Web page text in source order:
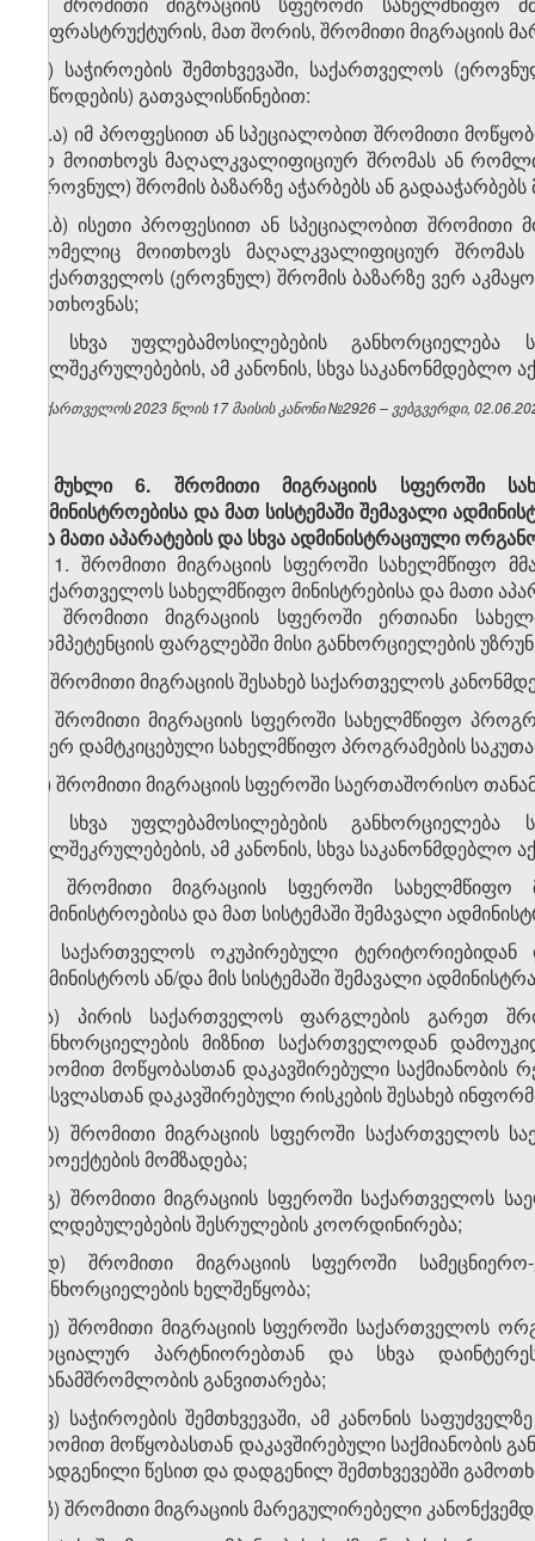
ინფრასტრუქტურის, მათ შორის, შრომითი მიგრაციის
) საჭიროების შემთხვევაში, საქართველოს
მიწოდების) გათვალისწინებით:
.ა) იმ პროფესიით ან სპეციალობით შრომითი
არ მოითხოვს მაღალკვალიფიციურ შრომას ან
(ეროვნულ) შრომის ბაზარზე აჭარბებს ან
.ბ) ისეთი პროფესიით ან სპეციალობით შრომითი
რომელიც მოითხოვს მაღალკვალიფიციურ
საქართველოს (ეროვნულ) შრომის ბაზარზე ვერ
მოთხოვნას;
ვ) სხვა უფლებამოსილებების
ხელშეკრულებების, ამ კანონის, სხვა საკანონმდებლო
საქართველოს 2023 წლის 17 მაისის კანონი №2926 – ვებგვერდი,
მუხლი 6. შრომითი მიგრაციის სფეროში
სამინისტროებისა და მათ სისტემაში შემავალი
და მათი აპარატების და სხვა ადმინისტრაციული
1. შრომითი მიგრაციის სფეროში სახელმწიფო
საქართველოს სახელმწიფო მინისტრებისა და მათი
ა) შრომითი მიგრაციის სფეროში ერთიანი
კომპეტენციის ფარგლებში მისი განხორციელების
ბ) შრომითი მიგრაციის შესახებ საქართველოს
გ) შრომითი მიგრაციის სფეროში სახელმწიფო
მიერ დამტკიცებული სახელმწიფო პროგრამების
დ) შრომითი მიგრაციის სფეროში საერთაშორისო
ე) სხვა უფლებამოსილებების
ხელშეკრულებების, ამ კანონის, სხვა საკანონმდებლო
2. შრომითი მიგრაციის სფეროში სახელმწიფო
სამინისტროებისა და მათ სისტემაში შემავალი
ა) საქართველოს ოკუპირებული
სამინისტროს ან/და მის სისტემაში შემავალი
ა.ა) პირის საქართველოს ფარგლების გარეთ
განხორციელების მიზნით საქართველოდან
შრომით მოწყობასთან დაკავშირებული საქმიანობის
გასვლასთან დაკავშირებული რისკების შესახებ
ა.ბ) შრომითი მიგრაციის სფეროში საქართველოს
პროექტების მომზადება;
ა.გ) შრომითი მიგრაციის სფეროში საქართველოს
ვალდებულებების შესრულების კოორდინირება;
ა.დ) შრომითი მიგრაციის სფეროში
განხორციელების ხელშეწყობა;
ა.ე) შრომითი მიგრაციის სფეროში საქართველოს
სოციალურ პარტნიორებთან და სხვა
თანამშრომლობის განვითარება;
ა.ვ) საჭიროების შემთხვევაში, ამ კანონის
შრომით მოწყობასთან დაკავშირებული საქმიანობის
დადგენილი წესით და დადგენილ შემთხვევებში
ა.ზ) შრომითი მიგრაციის მარეგულირებელი